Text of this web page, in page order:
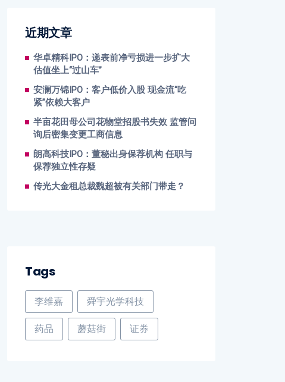
近期文章
华卓精科IPO：递表前净亏损进一步扩大
估值坐上“过山车”
安澜万锦IPO：客户低价入股 现金流“吃
紧”依赖大客户
半亩花田母公司花物堂招股书失效 监管问
询后密集变更工商信息
朗高科技IPO：董秘出身保荐机构 任职与
保荐独立性存疑
传光大金租总裁魏超被有关部门带走？
Tags
李维嘉 舜宇光学科技
药品 蘑菇街 证券